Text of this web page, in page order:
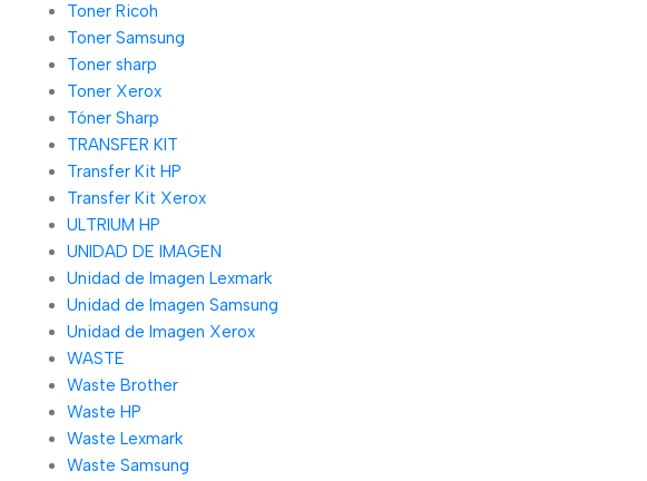
Toner Ricoh
Toner Samsung
Toner sharp
Toner Xerox
Tóner Sharp
TRANSFER KIT
Transfer Kit HP
Transfer Kit Xerox
ULTRIUM HP
UNIDAD DE IMAGEN
Unidad de Imagen Lexmark
Unidad de Imagen Samsung
Unidad de Imagen Xerox
WASTE
Waste Brother
Waste HP
Waste Lexmark
Waste Samsung